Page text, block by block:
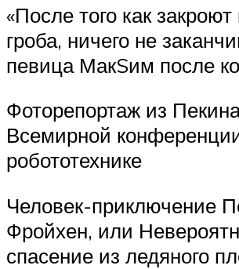
«После того как
гроба, ничего не
певица МакSим после
Фоторепортаж из
Всемирной
робототехнике
Человек-приключение
Фройхен, или
спасение из ледяного